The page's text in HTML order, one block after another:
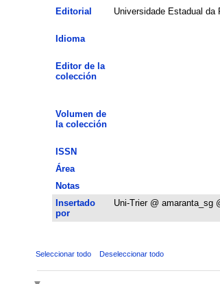
Editorial Universidade Estadual da
Idioma
Editor de la
colección
Volumen de
la colección
ISSN
Área
Notas
Insertado
por
Uni-Trier @ amaranta_sg
Seleccionar todo Deseleccionar todo